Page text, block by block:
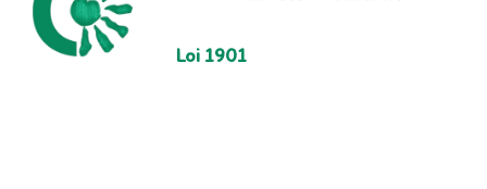
Loi 1901